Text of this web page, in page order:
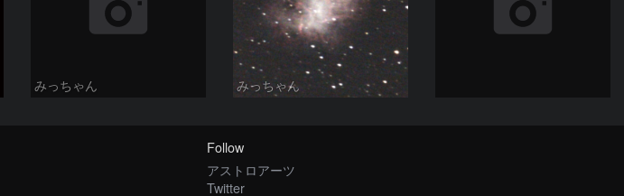
みっちゃん みっちゃん
Follow
アストロアーツ
Twitter